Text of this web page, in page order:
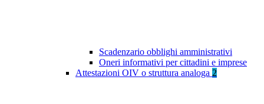
Scadenzario obblighi amministrativi
Oneri informativi per cittadini e imprese
Attestazioni OIV o struttura analoga 2